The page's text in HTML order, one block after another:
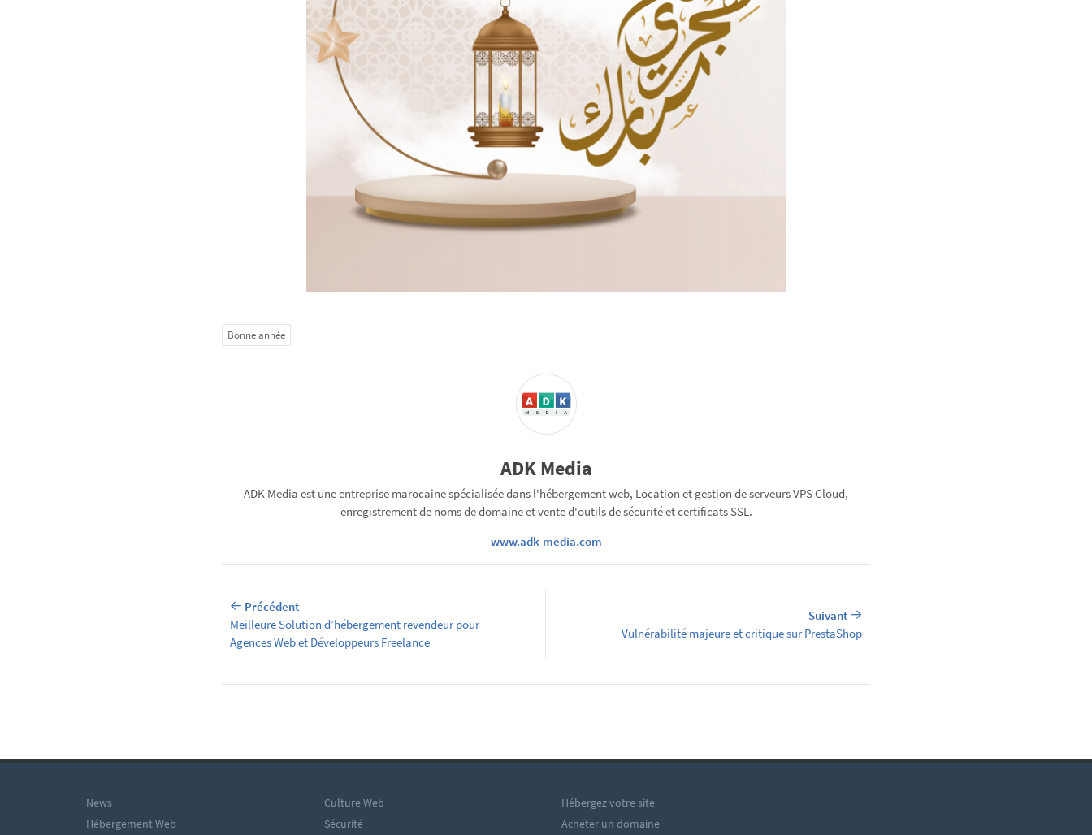
Bonne année
ADK Media
ADK Media est une entreprise marocaine spécialisée dans l'hébergement web, Location et gestion de serveurs VPS Cloud,
enregistrement de noms de domaine et vente d'outils de sécurité et certificats SSL.
www.adk-media.com
Précédent
Meilleure Solution d’hébergement revendeur pour
Agences Web et Développeurs Freelance
Suivant
Vulnérabilité majeure et critique sur PrestaShop
News
Hébergement Web
Culture Web
Sécurité
Hébergez votre site
Acheter un domaine